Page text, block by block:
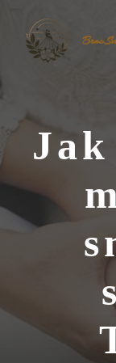
obsah